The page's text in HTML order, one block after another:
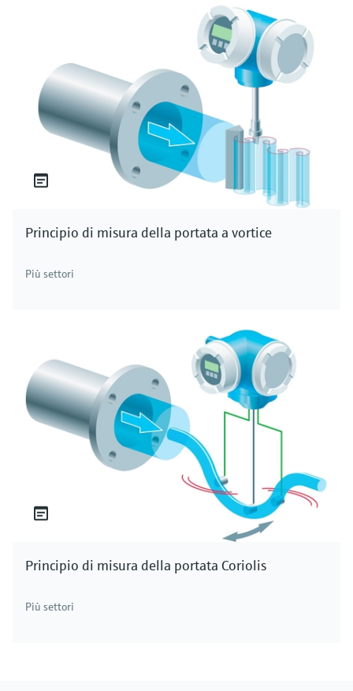
Principio di misura della portata a vortice
Più settori
Principio di misura della portata Coriolis
Più settori